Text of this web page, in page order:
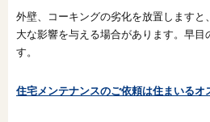
外壁、コーキングの劣化を放置します
大な影響を与える場合があります。早
す。
住宅メンテナンスのご依頼は住まいるオ